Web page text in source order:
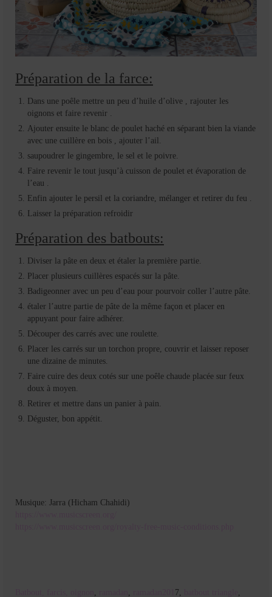
Préparation de la farce:
Dans une poêle mettre un peu d’huile d’olive , rajouter les
oignons et faire revenir .
Ajouter ensuite le blanc de poulet haché en séparant bien la viande
avec une cuillère en bois , ajouter l’ail.
saupoudrer le gingembre, le sel et le poivre.
Faire revenir le tout jusqu’à cuisson de poulet et évaporation de
l’eau .
Enfin ajouter le persil et la coriandre, mélanger et retirer du feu .
Laisser la préparation refroidir
Préparation des batbouts:
Diviser la pâte en deux et étaler la première partie.
Placer plusieurs cuillères espacés sur la pâte.
Badigeonner avec un peu d’eau pour pourvoir coller l’autre pâte.
étaler l’autre partie de pâte de la même façon et placer en
appuyant pour faire adhérer.
Découper des carrés avec une roulette.
Placer les carrés sur un torchon propre, couvrir et laisser reposer
une dizaine de minutes.
Faire cuire des deux cotés sur une poêle chaude placée sur feux
doux à moyen.
Retirer et mettre dans un panier à pain.
Déguster, bon appétit.
Musique: Jarra (Hicham Chahidi)
, , 7, ,